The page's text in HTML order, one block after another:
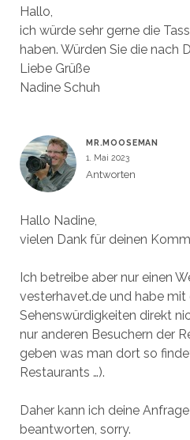
Hallo,
ich würde sehr gerne die
haben. Würden Sie die nach
Liebe Grüße
Nadine Schuh
MR.MOOSEMAN
1. Mai 2023
Antworten
Hallo Nadine,
vielen Dank für deinen
Ich betreibe aber nur einen
vesterhavet.de und habe
Sehenswürdigkeiten direkt
nur anderen Besuchern der
geben was man dort so
Restaurants …).
Daher kann ich deine
beantworten, sorry.